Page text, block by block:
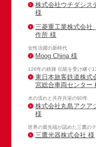
株式会社ウチダシス
様
三菱重工業株式会
作所 様
女性活躍の新時代
Moog China 様
126年の鉄路 伝統を受け継ぐ
東日本旅客鉄道株式
宮総合車両センター
水の流れと共存共栄の90年
株式会社丸島アクア
様
世界の最先端が認めた三鷹の
三鷹光器株式会社 様